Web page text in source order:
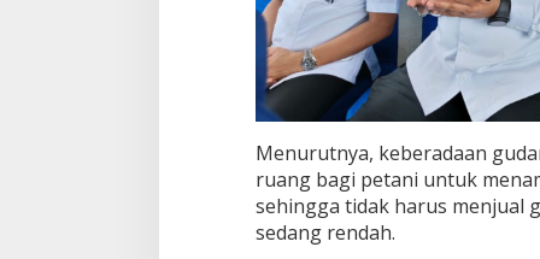
Menurutnya, keberadaan
ruang bagi petani untuk
sehingga tidak harus menjual
sedang rendah.